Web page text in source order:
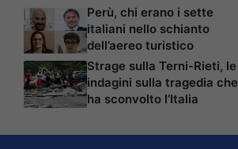
Perù, chi erano i sette
italiani nello schianto
dell’aereo turistico
Strage sulla Terni-Rieti, le
indagini sulla tragedia che
ha sconvolto l’Italia